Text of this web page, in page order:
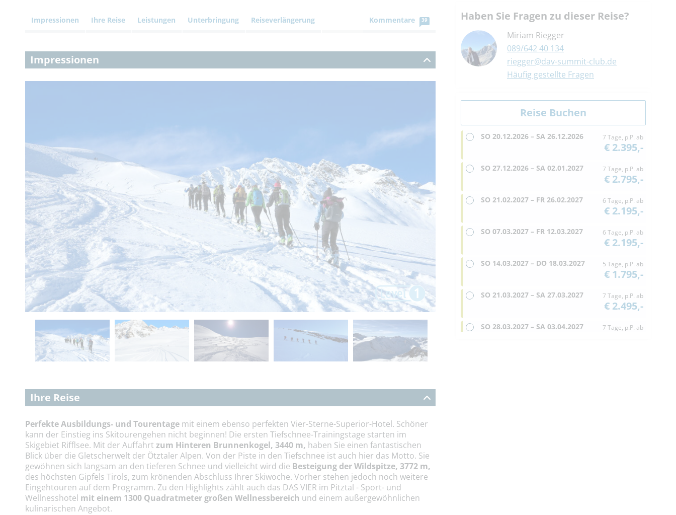
Impressionen Ihre Reise Leistungen Unterbringung Reiseverlängerung Kommentare 39
Impressionen
Ihre Reise
Perfekte Ausbildungs- und Tourentage mit einem ebenso perfekten Vier-Sterne-Superior-Hotel. Schöner
kann der Einstieg ins Skitourengehen nicht beginnen! Die ersten Tiefschnee-Trainingstage starten im
Skigebiet Rifflsee. Mit der Auffahrt zum Hinteren Brunnenkogel, 3440 m, haben Sie einen fantastischen
Blick über die Gletscherwelt der Ötztaler Alpen. Von der Piste in den Tiefschnee ist auch hier das Motto. Sie
gewöhnen sich langsam an den tieferen Schnee und vielleicht wird die Besteigung der Wildspitze, 3772 m,
des höchsten Gipfels Tirols, zum krönenden Abschluss Ihrer Skiwoche. Vorher stehen jedoch noch weitere
Eingehtouren auf dem Programm. Zu den Highlights zählt auch das DAS VIER im Pitztal - Sport- und
Wellnesshotel mit einem 1300 Quadratmeter großen Wellnessbereich und einem außergewöhnlichen
kulinarischen Angebot.
Haben Sie Fragen zu dieser Reise?
Miriam Riegger
089/642 40 134
riegger@dav-summit-club.de
Häufig gestellte Fragen
SO 20.12.2026 – SA 26.12.2026 7 Tage, p.P. ab
€ 2.395,-
SO 27.12.2026 – SA 02.01.2027 7 Tage, p.P. ab
€ 2.795,-
SO 21.02.2027 – FR 26.02.2027 6 Tage, p.P. ab
€ 2.195,-
SO 07.03.2027 – FR 12.03.2027 6 Tage, p.P. ab
€ 2.195,-
SO 14.03.2027 – DO 18.03.2027 5 Tage, p.P. ab
€ 1.795,-
SO 21.03.2027 – SA 27.03.2027 7 Tage, p.P. ab
€ 2.495,-
SO 28.03.2027 – SA 03.04.2027 7 Tage, p.P. ab